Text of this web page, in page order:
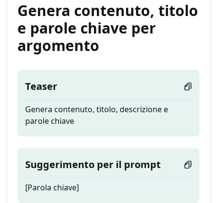
Genera contenuto, titolo
e parole chiave per
argomento
Teaser
Genera contenuto, titolo, descrizione e
parole chiave
Suggerimento per il prompt
[Parola chiave]